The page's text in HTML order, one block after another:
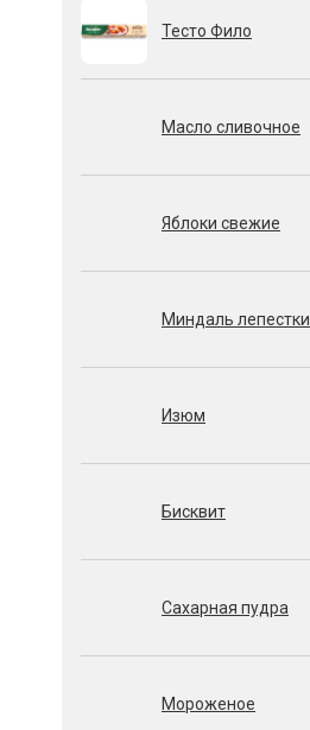
Тесто Фило
Масло сливочное
Яблоки свежие
Миндаль лепестки
Изюм
Бисквит
Сахарная пудра
Мороженое